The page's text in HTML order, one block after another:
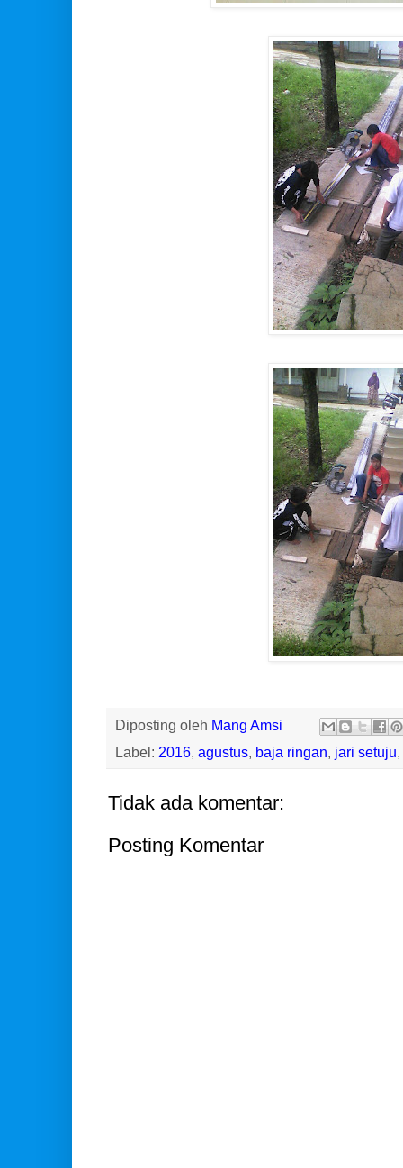
Diposting oleh Mang Amsi
Label: 2016, agustus, baja ringan, jari setuju,
Tidak ada komentar:
Posting Komentar